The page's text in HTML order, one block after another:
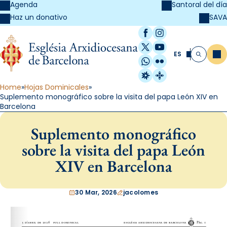
Agenda
Haz un donativo
Santoral del día
SAVA
Facebook
Instagram
X / Twitter
YouTube
WhatsApp
Flickr
Radio Estel
Catalunya
ES Buscar
Home Hojas Dominicales
Suplemento monográfico sobre la visita del papa León XIV en
Barcelona
Suplemento monográfico
sobre la visita del papa León
XIV en Barcelona
30 Mar, 2026 jacolomes